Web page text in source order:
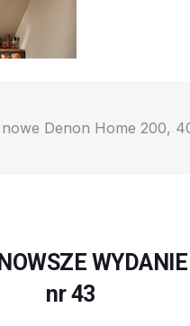
Denon Home 200,
WYDANIE
nr 43